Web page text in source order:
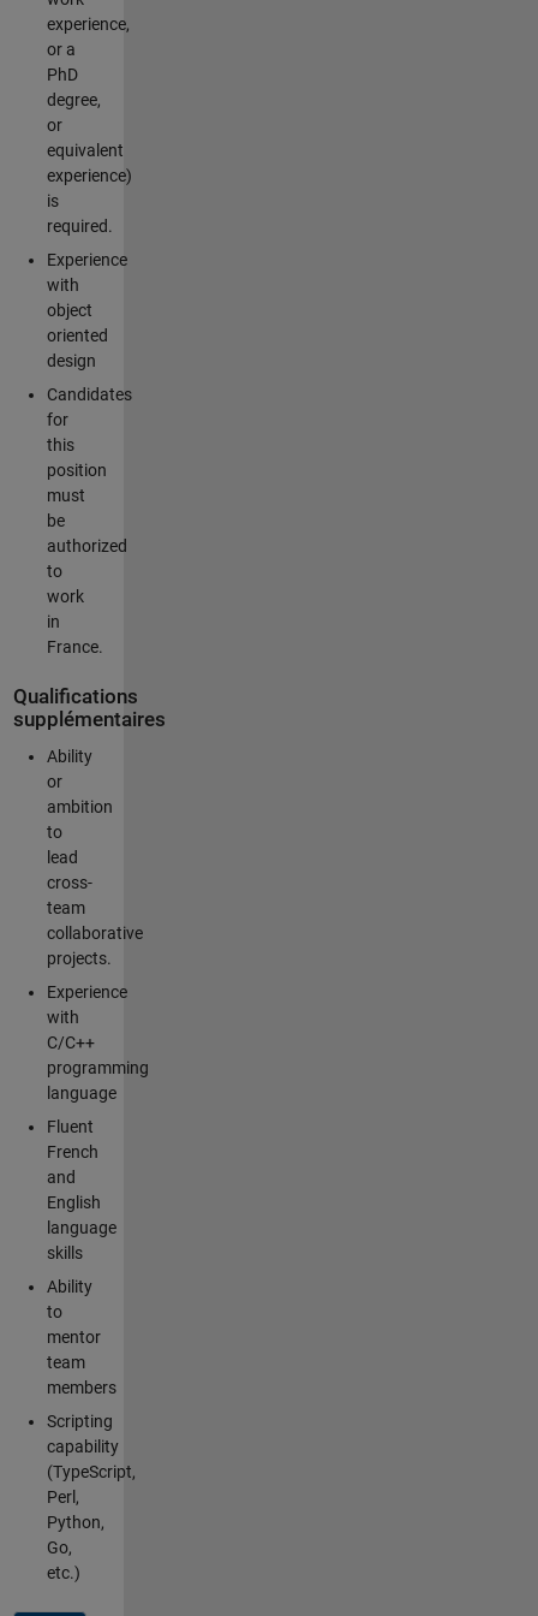
experience,
or a
PhD
degree,
or
equivalent
experience)
is
required.
Experience
with
object
oriented
design
Candidates
for
this
position
must
be
authorized
to
work
in
France.
Qualifications
supplémentaires
Ability
or
ambition
to
lead
cross-
team
collaborative
projects.
Experience
with
C/C++
programming
language
Fluent
French
and
English
language
skills
Ability
to
mentor
team
members
Scripting
capability
(TypeScript,
Perl,
Python,
Go,
etc.)